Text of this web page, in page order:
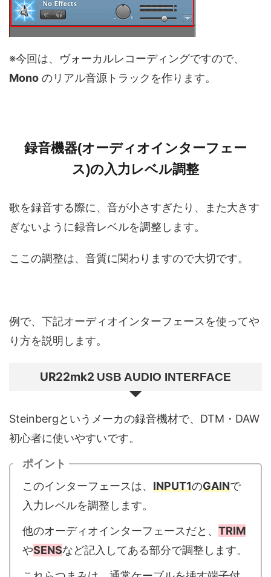
※今回は、ヴォーカルレコーディングですので、
Mono のリアル音源トラックを作ります。
録音機器(オーディオインターフェー
ス)の入力レベル調整
歌を録音する際に、音が小さすぎたり、また大きす
ぎないように録音レベルを調整します。
ここの調整は、音質に関わりますので大切です。
例で、下記オーディオインターフェースを使ってや
り方を説明します。
UR22mk2 USB AUDIO INTERFACE
Steinbergというメーカの録音機材で、DTM・DAW
初心者に使いやすいです。
ポイント
このインターフェースは、 INPUT1のGAINで
入力レベルを調整します。
他のオーディオインターフェースだと、 TRIM
やSENSなど記入してある部分で調整します。